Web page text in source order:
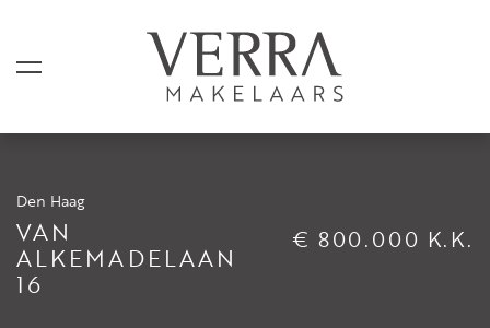
Den Haag
VAN
ALKEMADELAAN
16
€ 800.000 K.K.
AANBOD